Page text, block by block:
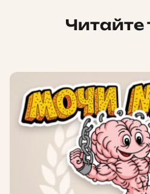
Читайте